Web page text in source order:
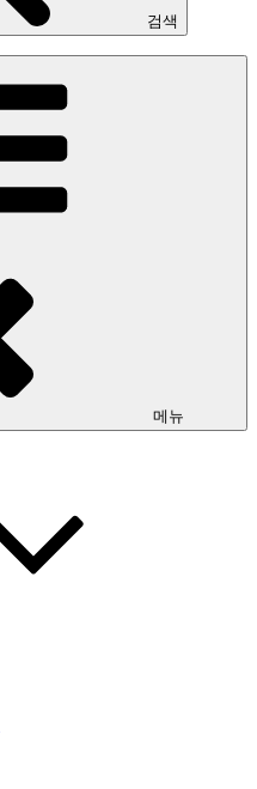
검색
메뉴